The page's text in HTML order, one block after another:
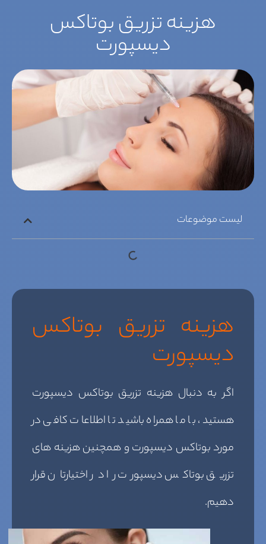
هزینه تزریق بوتاکس
دیسپورت
لیست موضوعات
هزینه تزریق بوتاکس
دیسپورت
اگر به دنبال هزینه تزریق بوتاکس دیسپورت
هستید، با ما همراه باشید تا اطلاعات کافی در
مورد بوتاکس دیسپورت و همچنین هزینه های
تزریق بوتاکس دیسپورت را در اختیارتان قرار
دهیم.